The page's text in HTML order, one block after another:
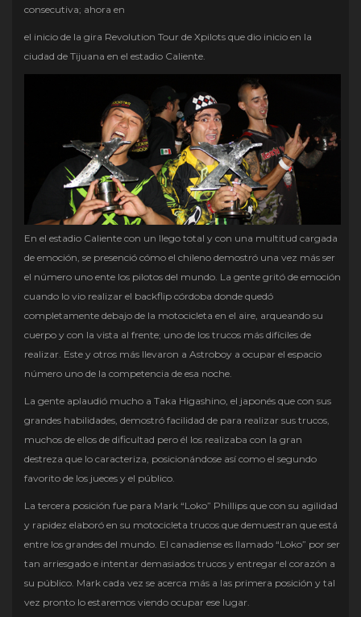
consecutiva; ahora en
el inicio de la gira Revolution Tour de Xpilots que dio inicio en la
ciudad de Tijuana en el estadio Caliente.
En el estadio Caliente con un llego total y con una multitud cargada
de emoción, se presenció cómo el chileno demostró una vez más ser
el número uno ente los pilotos del mundo. La gente gritó de emoción
cuando lo vio realizar el backflip córdoba donde quedó
completamente debajo de la motocicleta en el aire, arqueando su
cuerpo y con la vista al frente; uno de los trucos más difíciles de
realizar. Este y otros más llevaron a Astroboy a ocupar el espacio
número uno de la competencia de esa noche.
La gente aplaudió mucho a Taka Higashino, el japonés que con sus
grandes habilidades, demostró facilidad de para realizar sus trucos,
muchos de ellos de dificultad pero él los realizaba con la gran
destreza que lo caracteriza, posicionándose así como el segundo
favorito de los jueces y el público.
La tercera posición fue para Mark “Loko” Phillips que con su agilidad
y rapidez elaboró en su motocicleta trucos que demuestran que está
entre los grandes del mundo. El canadiense es llamado “Loko” por ser
tan arriesgado e intentar demasiados trucos y entregar el corazón a
su público. Mark cada vez se acerca más a las primera posición y tal
vez pronto lo estaremos viendo ocupar ese lugar.